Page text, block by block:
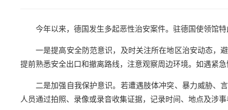
今年以来，德国发生多起恶性治安案件。驻德国使领馆
一是提高安全防范意识，及时关注所在地区治安动态，
提前熟悉安全出口和撤离路线，注意观察周边环境。如遇紧
二是加强自我保护意识。若遭遇肢体冲突、暴力威胁、
人员通过拍照、录像或录音收集证据，记录时间、地点及涉